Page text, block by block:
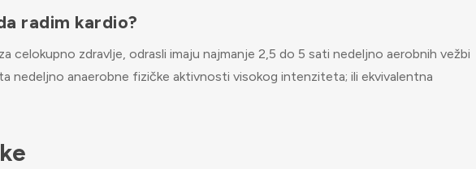
radim kardio?
celokupno zdravlje, odrasli imaju najmanje 2,5 do 5 sati nedeljno aerobnih vežbi
nedeljno anaerobne fizičke aktivnosti visokog intenziteta; ili ekvivalentna